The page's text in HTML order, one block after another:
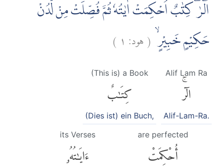
الۤرٰ ۗ كِتٰبٌ اُحْكِمَتْ اٰيٰتُهٗ ثُمَّ فُصِّلَتْ مِنْ لَّدُنْ
حَكِيْمٍ خَبِيْرٍۙ (هود: ١ )
Alif Lam Ra
الٓرۚ
Alif-Lam-Ra.
(This is) a Book
كِتَٰبٌ
(Dies ist) ein Buch,
are perfected
أُحْكِمَتْ
its Verses
ءَايَٰتُهُۥ